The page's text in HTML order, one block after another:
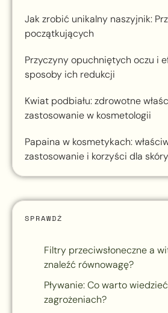
Jak zrobić unikalny naszyjnik:
początkujących
Przyczyny opuchniętych oczu i
sposoby ich redukcji
Kwiat podbiału: zdrowotne
zastosowanie w kosmetologii
Papaina w kosmetykach:
zastosowanie i korzyści dla skóry
SPRAWDŹ
Filtry przeciwsłoneczne a
znaleźć równowagę?
Pływanie: Co warto
zagrożeniach?